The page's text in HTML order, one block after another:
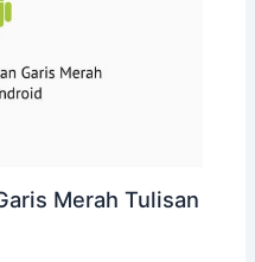
Merah Tulisan